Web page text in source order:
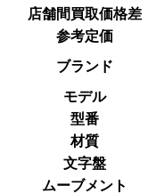
店舗間買取価格差
参考定価
ブランド
モデル
型番
材質
文字盤
ムーブメント